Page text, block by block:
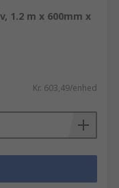
1.2 m x 600mm x
Kr. 603,49/enhed